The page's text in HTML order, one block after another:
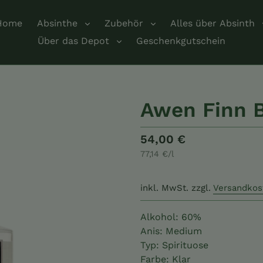
Absinthe Zubehör
Alles über Absinth
Über das Depot
Geschenkgutschein
Awen Finn
Normaler
Preis
54,00 €
Einzelpreis
77,14 €/pro
inkl. MwSt. zzgl.
Alkohol: 60%
Anis: Medium
Typ: Spirituose
Farbe: Klar